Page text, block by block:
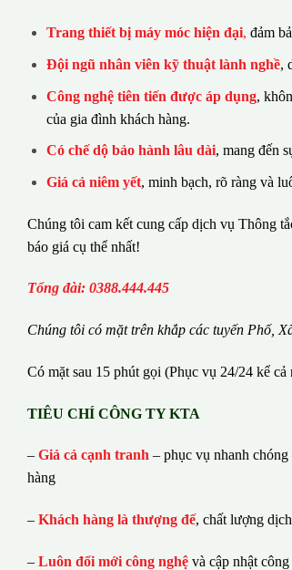
Trang thiết bị máy móc hiện đại, đảm
Đội ngũ nhân viên kỹ thuật lành nghề,
Công nghệ tiên tiến được áp dụng,
của gia đình khách hàng.
Có chế dộ bảo hành lâu dài, mang đến
Giá cả niêm yết, minh bạch, rõ ràng và
Chúng tôi cam kết cung cấp dịch vụ Thông
báo giá cụ thể nhất!
Tổng đài: 0388.444.445
Chúng tôi có mặt trên khắp các tuyến Phố,
Có mặt sau 15 phút gọi (Phục vụ 24/24 kể cả
TIÊU CHÍ CÔNG TY KTA
– Giá cả cạnh tranh – phục vụ nhanh
hàng
– Khách hàng là thượng đế, chất lượng
– Luôn đổi mới công nghệ và cập nhật